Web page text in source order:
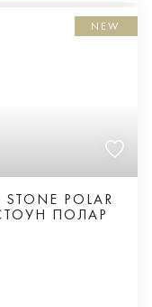
NEW
POLAR
ПОЛАР